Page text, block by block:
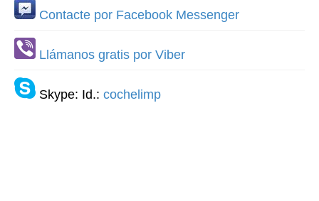
Contacte por Facebook Messenger
Llámanos gratis por Viber
Skype: Id.: cochelimp